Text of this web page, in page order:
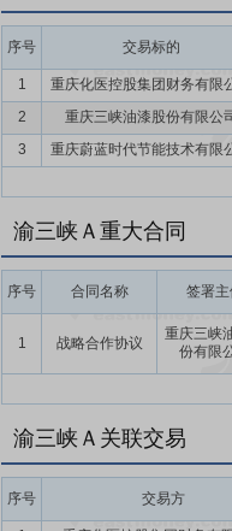
序号 交易标的
1 重庆化医控股集团财务有限
2
重庆三峡油漆股份有限公
3
重庆蔚蓝时代节能技术有限
渝三峡Ａ重大合同
序号 合同名称 签署主
1 战略合作协议
重庆三峡
份有限
渝三峡Ａ关联交易
序号 交易方